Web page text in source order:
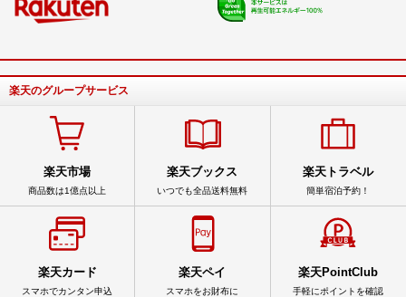
楽天のグループサービス
楽天市場
商品数は1億点以上
楽天ブックス
いつでも全品送料無料
楽天トラベル
簡単宿泊予約！
楽天カード
スマホでカンタン申込
楽天ペイ
スマホをお財布に
楽天PointClub
手軽にポイントを確認